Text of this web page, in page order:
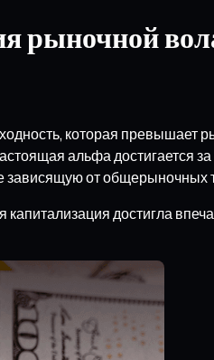
рыночной
которая превышает
альфа достигается
зависящую от
достигла